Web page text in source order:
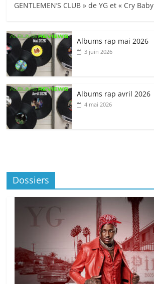
GENTLEMEN’S CLUB » de YG et « Cry Baby
Albums rap mai 2026
3 juin 2026
Albums rap avril 2026
4 mai 2026
Dossiers